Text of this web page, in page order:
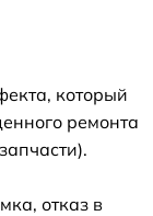
который
ремонта
отказ в